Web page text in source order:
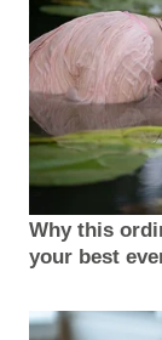
Why this
your best